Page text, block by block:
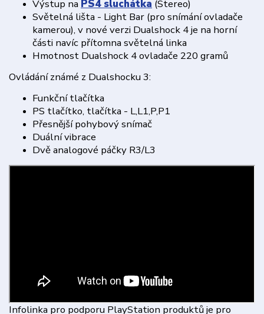
Výstup na PS4 sluchátka (Stereo)
Světelná lišta - Light Bar (pro snímání ovladače
kamerou), v nové verzi Dualshock 4 je na horní
části navíc přítomna světelná linka
Hmotnost Dualshock 4 ovladače 220 gramů
Ovládání známé z Dualshocku 3:
Funkční tlačítka
PS tlačítko, tlačítka - L,L1,P,P1
Přesnější pohybový snímač
Duální vibrace
Dvě analogové páčky R3/L3
Infolinka pro podporu PlayStation produktů je pro